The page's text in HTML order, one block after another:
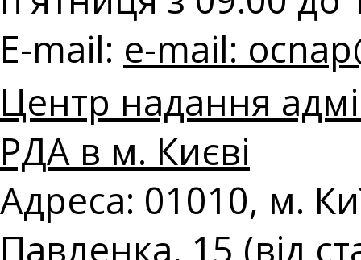
E-mail: e-mail:
Центр надання
РДА в м. Києві
Адреса: 01010, м.
Павленка, 15 (від